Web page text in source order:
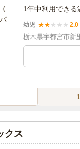
1年中利用できる
幼児 ★★ ★ ★ ★ 2.0
栃木県宇都宮市新
クス